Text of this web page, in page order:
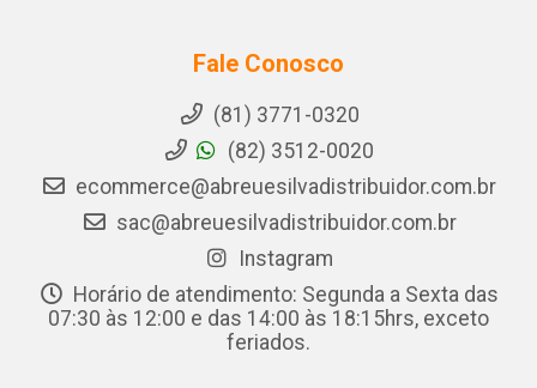
Fale Conosco
(81) 3771-0320
(82) 3512-0020
ecommerce@abreuesilvadistribuidor.com.br
sac@abreuesilvadistribuidor.com.br
Instagram
Horário de atendimento: Segunda a Sexta das
07:30 às 12:00 e das 14:00 às 18:15hrs, exceto
feriados.